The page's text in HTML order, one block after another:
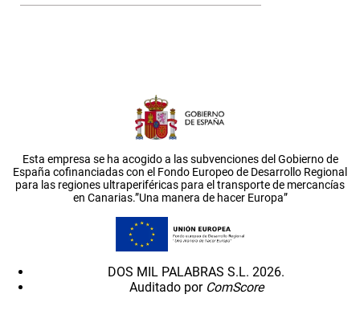
Esta empresa se ha acogido a las subvenciones del Gobierno de
España cofinanciadas con el Fondo Europeo de Desarrollo Regional
para las regiones ultraperiféricas para el transporte de mercancías
en Canarias.”Una manera de hacer Europa”
DOS MIL PALABRAS S.L. 2026.
Auditado por ComScore